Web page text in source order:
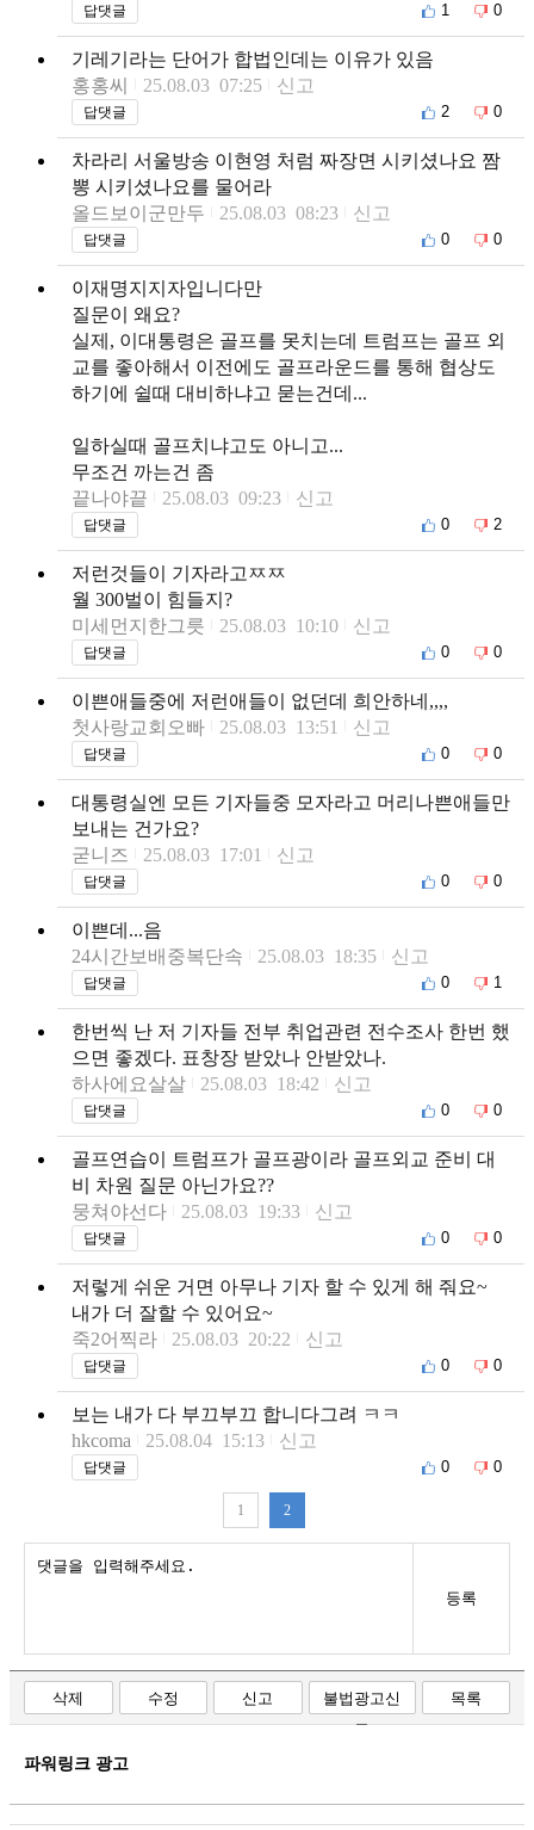
답댓글 1 0
기레기라는 단어가 합법인데는 이유가 있음
홍홍씨
25.08.03 07:25 신고
답댓글 2 0
차라리 서울방송 이현영 처럼 짜장면 시키셨나요 짬
뽕 시키셨나요를 물어라
올드보이군만두
25.08.03 08:23 신고
답댓글 0 0
이재명지지자입니다만
질문이 왜요?
실제, 이대통령은 골프를 못치는데 트럼프는 골프 외
교를 좋아해서 이전에도 골프라운드를 통해 협상도
하기에 쉴때 대비하냐고 묻는건데...
일하실때 골프치냐고도 아니고...
무조건 까는건 좀
끝나야끝
25.08.03 09:23 신고
답댓글 0 2
저런것들이 기자라고ㅉㅉ
월 300벌이 힘들지?
미세먼지한그릇
25.08.03 10:10 신고
답댓글 0 0
이쁜애들중에 저런애들이 없던데 희안하네,,,,
첫사랑교회오빠
25.08.03 13:51 신고
답댓글 0 0
대통령실엔 모든 기자들중 모자라고 머리나쁜애들만
보내는 건가요?
굳니즈
25.08.03 17:01 신고
답댓글 0 0
이쁜데...음
24시간보배중복단속
25.08.03 18:35 신고
답댓글 0 1
한번씩 난 저 기자들 전부 취업관련 전수조사 한번 했
으면 좋겠다. 표창장 받았나 안받았나.
하사에요살살
25.08.03 18:42 신고
답댓글 0 0
골프연습이 트럼프가 골프광이라 골프외교 준비 대
비 차원 질문 아닌가요??
뭉쳐야선다
25.08.03 19:33 신고
답댓글 0 0
저렇게 쉬운 거면 아무나 기자 할 수 있게 해 줘요~
내가 더 잘할 수 있어요~
죽2어찍라
25.08.03 20:22 신고
답댓글 0 0
보는 내가 다 부끄부끄 합니다그려 ㅋㅋ
hkcoma
25.08.04 15:13 신고
답댓글 0 0
1 2
등록
삭제 수정 신고
불법광고신
고
목록
파워링크 광고